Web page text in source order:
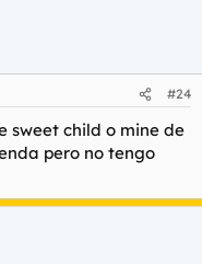
#24
sweet child o mine de
pero no tengo